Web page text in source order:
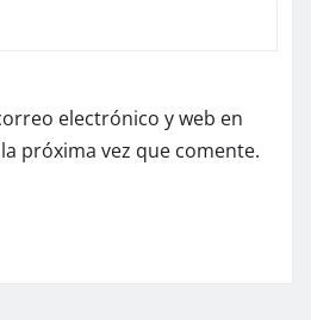
electrónico y web en
próxima vez que comente.